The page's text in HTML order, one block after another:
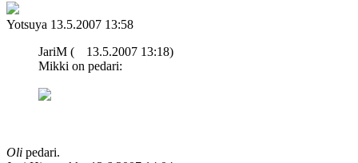
Yotsuya 13.5.2007 13:58
JariM (
13.5.2007 13:18)
Mikki on pedari:
Oli pedari.